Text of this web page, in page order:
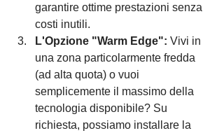
garantire ottime prestazioni senza
costi inutili.
L'Opzione "Warm Edge": Vivi in
una zona particolarmente fredda
(ad alta quota) o vuoi
semplicemente il massimo della
tecnologia disponibile? Su
richiesta, possiamo installare la